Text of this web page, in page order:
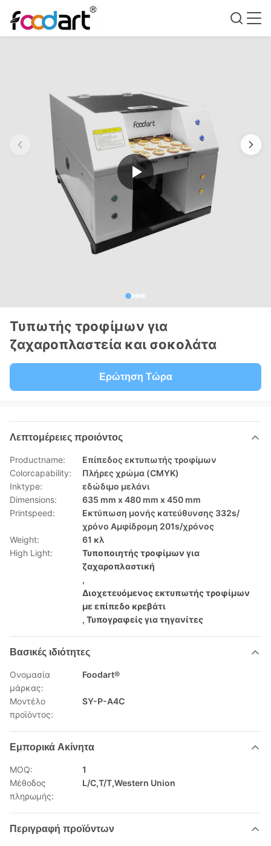
Τυπωτής τροφίμων για
ζαχαροπλαστεία και σοκολάτα
Ερώτηση Τώρα
Λεπτομέρειες προιόντος
Productname:
Επίπεδος εκτυπωτής τροφίμων
Colorcapability:
Πλήρες χρώμα (CMYK)
Inktype:
εδώδιμο μελάνι
Dimensions:
635 mm x 480 mm x 450 mm
Printspeed:
Εκτύπωση μονής κατεύθυνσης 332s/
χρόνο Αμφίδρομη 201s/χρόνος
Weight:
61 κλ
High Light:
Τυποποιητής τροφίμων για
ζαχαροπλαστική
,
Διοχετευόμενος εκτυπωτής τροφίμων
με επίπεδο κρεβάτι
, Τυπογραφείς για τηγανίτες
Βασικές ιδιότητες
Ονομασία
μάρκας:
Foodart®
Μοντέλο
προϊόντος:
SY-P-A4C
Εμπορικά Ακίνητα
MOQ:
1
Μέθοδος
πληρωμής:
L/C,T/T,Western Union
Περιγραφή προϊόντων